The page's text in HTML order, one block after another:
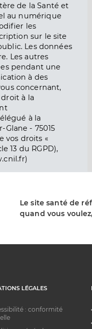
de la Santé et
au numérique
les
sur le site
Les données
Les autres
pendant une
à des
concernant,
à la
à la
- 75015
vos droits «
13 du RGPD),
Le site santé de
quand vous
LÉGALES
: conformité